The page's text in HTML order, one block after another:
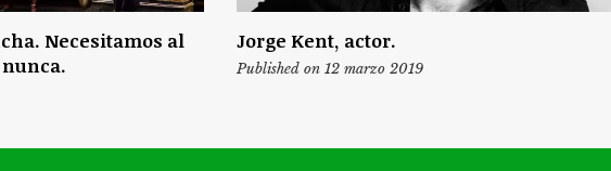
Necesitamos al
Jorge Kent, actor.
Published on 12 marzo 2019